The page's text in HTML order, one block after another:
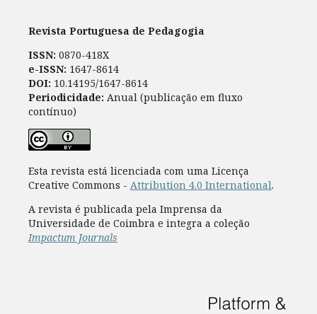
Revista Portuguesa de Pedagogia
ISSN: 0870-418X
e-ISSN: 1647-8614
DOI: 10.14195/1647-8614
Periodicidade: Anual (publicação em fluxo
contínuo)
Esta revista está licenciada com uma Licença
Creative Commons - Attribution 4.0 International.
A revista é publicada pela Imprensa da
Universidade de Coimbra e integra a coleção
Impactum Journals